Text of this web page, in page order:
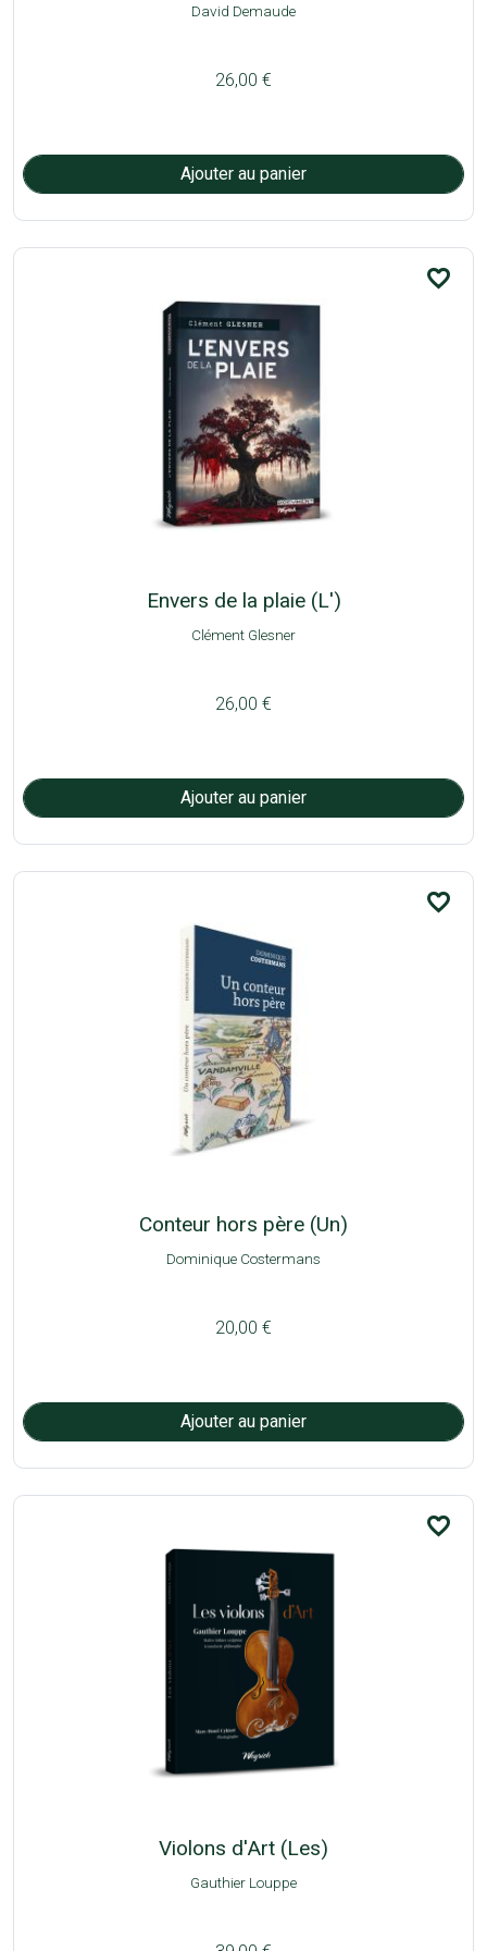
David Demaude
26,00 €
favorite_border
Envers de la plaie (L')
Clément Glesner
26,00 €
favorite_border
Conteur hors père (Un)
Dominique Costermans
20,00 €
favorite_border
Violons d'Art (Les)
Gauthier Louppe